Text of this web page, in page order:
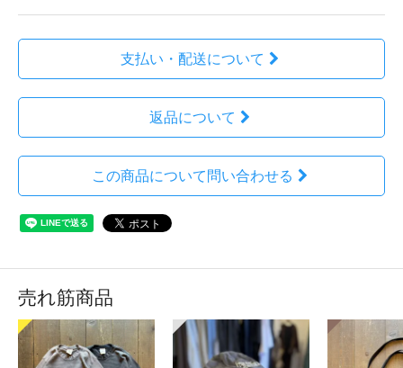
支払い・配送について
返品について
この商品について問い合わせる
売れ筋商品